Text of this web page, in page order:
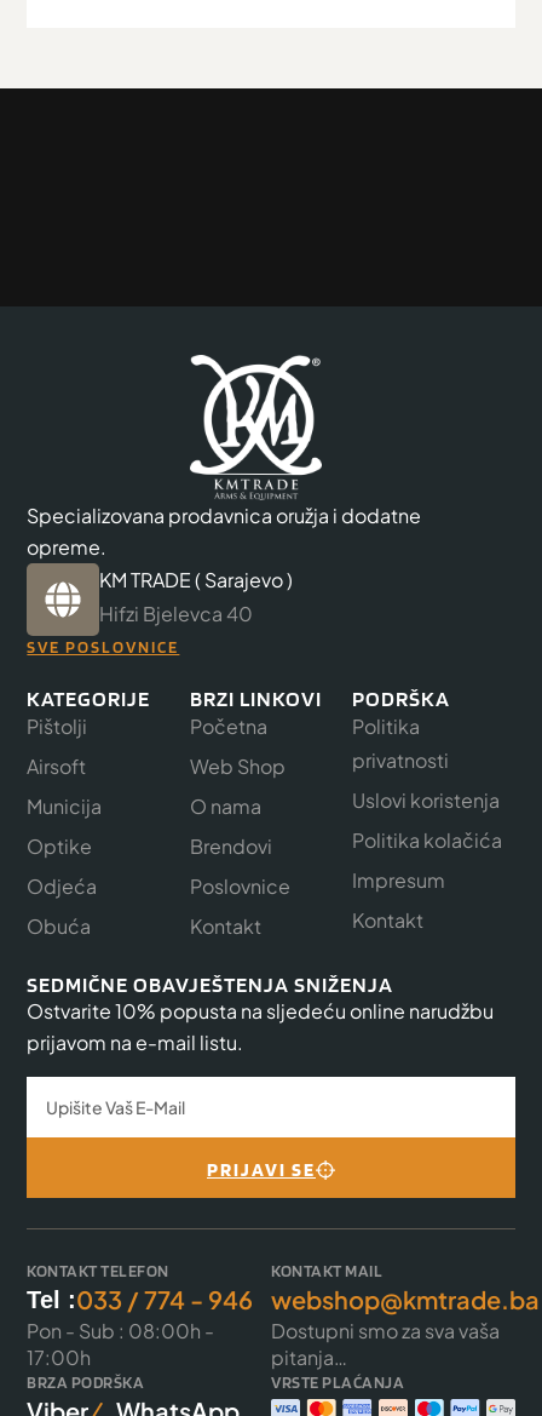
Specializovana prodavnica oružja i dodatne
opreme.
KM TRADE ( Sarajevo )
Hifzi Bjelevca 40
SVE POSLOVNICE
KATEGORIJE
Pištolji
Airsoft
Municija
Optike
Odjeća
Obuća
BRZI LINKOVI
Početna
Web Shop
O nama
Brendovi
Poslovnice
Kontakt
PODRŠKA
Politika
privatnosti
Uslovi koristenja
Politika kolačića
Impresum
Kontakt
SEDMIČNE OBAVJEŠTENJA SNIŽENJA
Ostvarite 10% popusta na sljedeću online narudžbu
prijavom na e-mail listu.
PRIJAVI SE
KONTAKT TELEFON
Tel :033 / 774 - 946
Pon - Sub : 08:00h -
17:00h
KONTAKT MAIL
webshop@kmtrade.ba
Dostupni smo za sva vaša
pitanja…
BRZA PODRŠKA VRSTE PLAĆANJA